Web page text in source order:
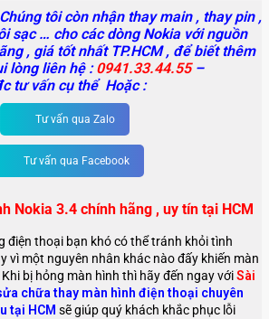
tôi còn nhận thay main, thay pin ,
sạc … cho các dòng Nokia với nguồn
, giá tốt nhất TP.HCM , để biết thêm
lòng liên hệ :0941.33.44.55–
tư vấn cụ thể Hoặc :
Tư vấn qua Zalo
Tư vấn qua Facebook
Nokia 3.4 chính hãng , uy tín tại HCM
điện thoại bạn khó có thể tránh khỏi tình
vì một nguyên nhân khác nào đấy khiến màn
bị hỏng màn hình thì hãy đến ngay vớiSài
chữa thay màn hình điện thoại chuyên
tại HCM sẽ giúp quý khách khắc phục lỗi